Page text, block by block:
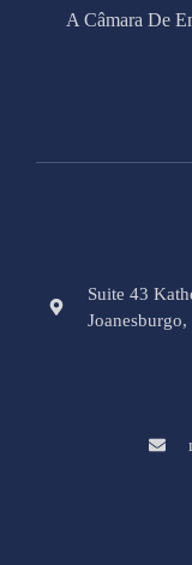
A Câmara De
Suite 43